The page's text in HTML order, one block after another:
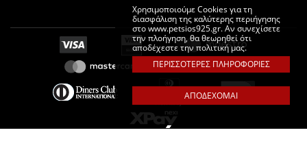
Χρησιμοποιούμε Cookies για τη
διασφάλιση της καλύτερης περιήγησης
στο www.petsios925.gr. Αν συνεχίσετε
την πλοήγηση, θα θεωρηθεί ότι
αποδέχεστε την πολιτική μας.
ΠΕΡΙΣΣΟΤΕΡΕΣ ΠΛΗΡΟΦΟΡΙΕΣ
ΑΠΟΔΕΧΟΜΑΙ